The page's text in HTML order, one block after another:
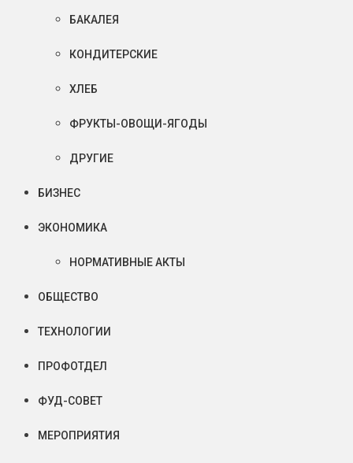
БАКАЛЕЯ
КОНДИТЕРСКИЕ
ХЛЕБ
ФРУКТЫ-ОВОЩИ-ЯГОДЫ
ДРУГИЕ
БИЗНЕС
ЭКОНОМИКА
НОРМАТИВНЫЕ АКТЫ
ОБЩЕСТВО
ТЕХНОЛОГИИ
ПРОФОТДЕЛ
ФУД-СОВЕТ
МЕРОПРИЯТИЯ